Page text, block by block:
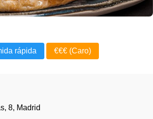
rápida €€€ (Caro)
8, Madrid